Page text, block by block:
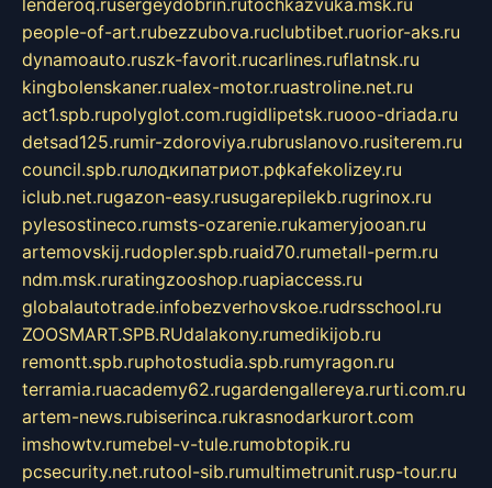
lenderoq.rusergeydobrin.rutochkazvuka.msk.ru
people-of-art.rubezzubova.ruclubtibet.ruorior-aks.ru
dynamoauto.ruszk-favorit.rucarlines.ruflatnsk.ru
kingbolenskaner.rualex-motor.ruastroline.net.ru
act1.spb.rupolyglot.com.rugidlipetsk.ruooo-driada.ru
detsad125.rumir-zdoroviya.rubruslanovo.rusiterem.ru
council.spb.ruлодкипатриот.рфkafekolizey.ru
iclub.net.rugazon-easy.rusugarepilekb.rugrinox.ru
pylesostineco.rumsts-ozarenie.rukameryjooan.ru
artemovskij.rudopler.spb.ruaid70.rumetall-perm.ru
ndm.msk.ruratingzooshop.ruapiaccess.ru
globalautotrade.infobezverhovskoe.rudrsschool.ru
ZOOSMART.SPB.RUdalakony.rumedikijob.ru
remontt.spb.ruphotostudia.spb.rumyragon.ru
terramia.ruacademy62.rugardengallereya.rurti.com.ru
artem-news.rubiserinca.rukrasnodarkurort.com
imshowtv.rumebel-v-tule.rumobtopik.ru
pcsecurity.net.rutool-sib.rumultimetrunit.rusp-tour.ru